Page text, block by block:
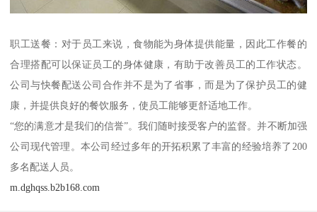
职工送餐：对于员工来说，食物能为身体提供能量，因此工作餐的
合理搭配可以保证员工的身体健康，有助于改善员工的工作状态。
公司与快餐配送公司合作并不是为了省事，而是为了保护员工的健
康，并提供良好的餐饮服务，使员工能够更舒适地工作。
“您的满意才是我们的信誉”。我们随时接受客户的监督。并不断加强
公司现代管理。本公司经过多年的开拓积累了丰富的经验培养了200
多名配送人员。
m.dghqss.b2b168.com